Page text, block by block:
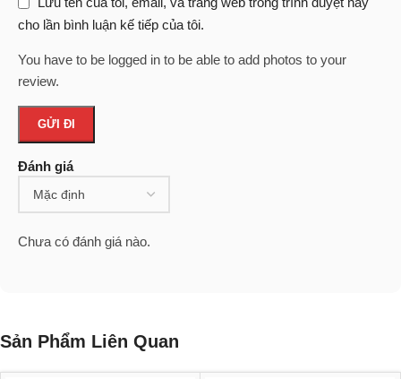
Đánh giá
Chưa có đánh giá nào.
cho lần bình luận kế tiếp của tôi.
You have to be logged in to be able to add photos to your
review.
Sản Phẩm Liên Quan